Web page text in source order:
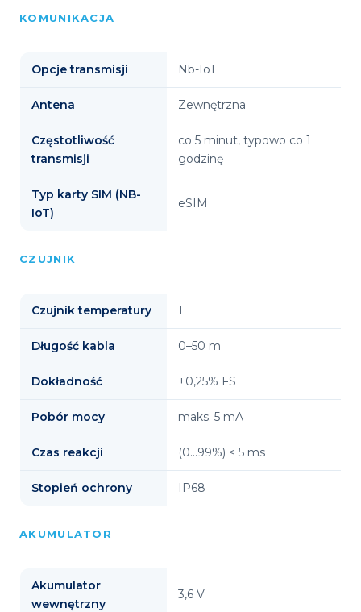
KOMUNIKACJA
Opcje transmisji Nb-IoT
Antena Zewnętrzna
Częstotliwość
transmisji
co 5 minut, typowo co 1
godzinę
Typ karty SIM (NB-
IoT)
eSIM
CZUJNIK
Czujnik temperatury 1
Długość kabla 0–50 m
Dokładność ±0,25% FS
Pobór mocy maks. 5 mA
Czas reakcji (0…99%) < 5 ms
Stopień ochrony IP68
AKUMULATOR
Akumulator
wewnętrzny
3,6 V